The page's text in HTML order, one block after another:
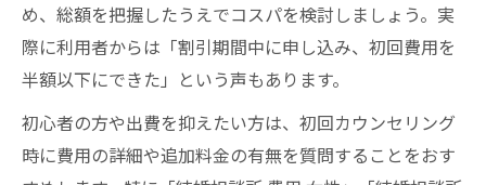
め、総額を把握したうえでコスパを検討しましょう。実
際に利用者からは「割引期間中に申し込み、初回費用を
半額以下にできた」という声もあります。
初心者の方や出費を抑えたい方は、初回カウンセリング
時に費用の詳細や追加料金の有無を質問することをおす